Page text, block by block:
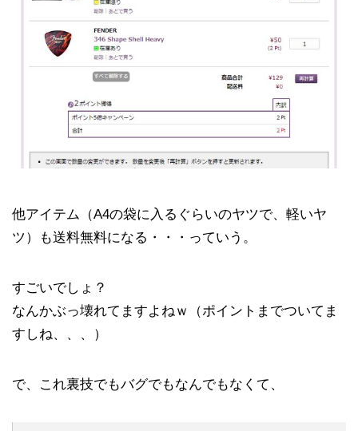
他アイテム（A4の袋に入るぐらいのヤツで、軽いヤ
ツ）も送料無料になる・・・っていう。
すごいでしょ？
なんかぶっ壊れてますよねｗ（ポイントまでついてま
すしね、、、）
で、これ裏技でもバグでもなんでもなくて、